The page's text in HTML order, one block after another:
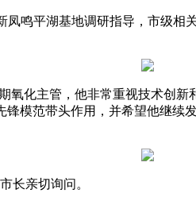
鸣平湖基地调研指导，市级
氧化主管，他非常重视技术创
模范带头作用，并希望他继
长亲切询问。